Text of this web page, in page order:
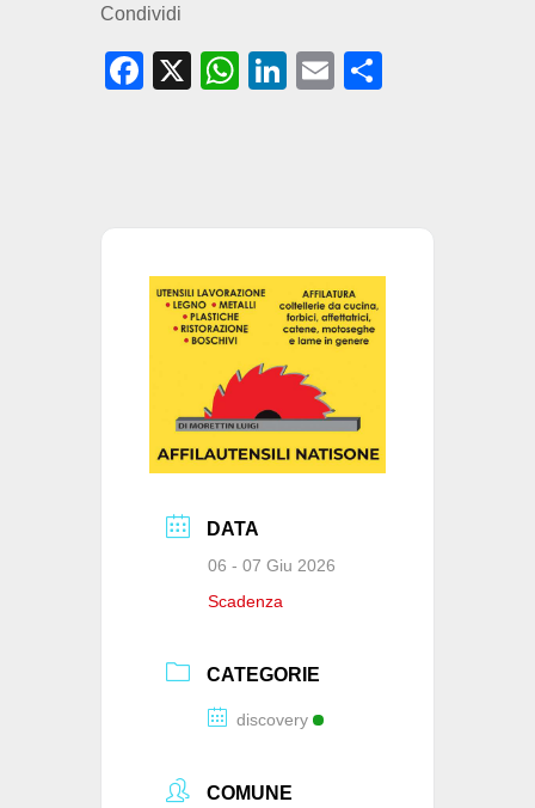
Condividi
F
b
o
X
W
A
p
Li
dI
E
vi
DATA
06 - 07 Giu 2026
Scadenza
CATEGORIE
discovery
COMUNE